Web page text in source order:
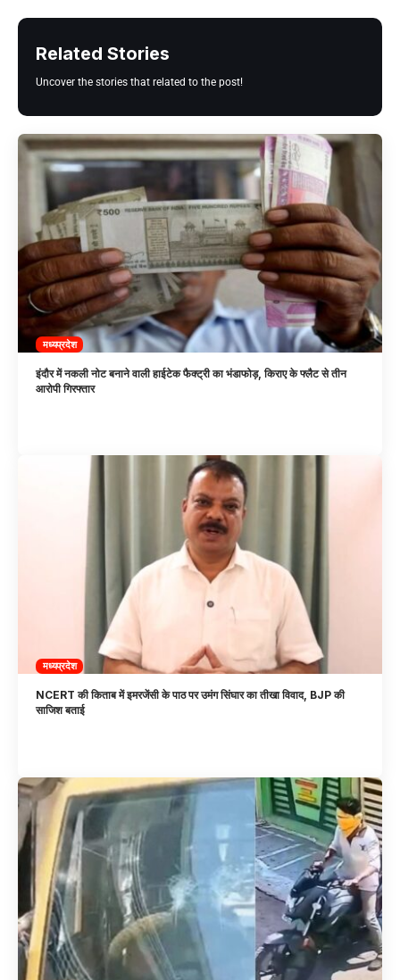
Related Stories
Uncover the stories that related to the post!
मध्यप्रदेश
इंदौर में नकली नोट बनाने वाली हाईटेक फैक्ट्री का भंडाफोड़, किराए के फ्लैट से तीन
आरोपी गिरफ्तार
मध्यप्रदेश
NCERT की किताब में इमरजेंसी के पाठ पर उमंग सिंघार का तीखा विवाद, BJP की
साजिश बताई